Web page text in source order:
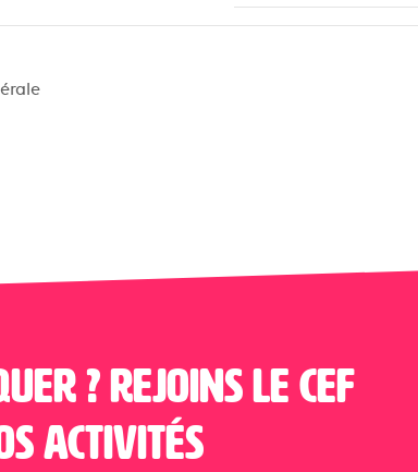
? Rejoins le CEF
activités